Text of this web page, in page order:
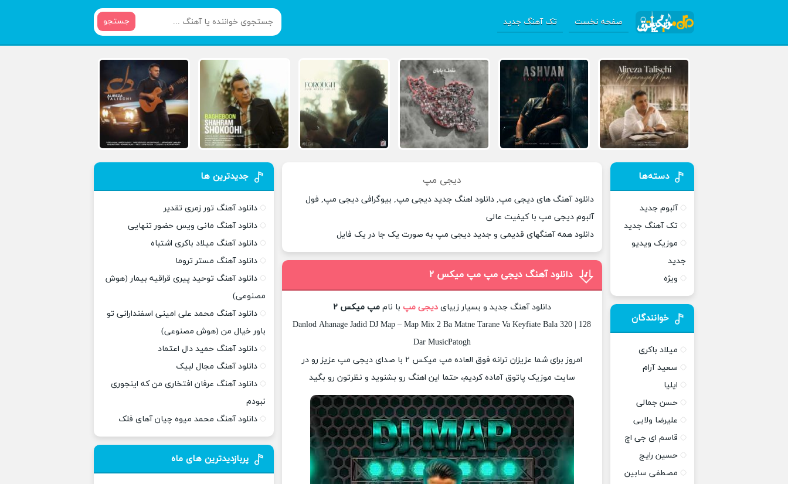
صفحه نخست تک آهنگ جدید جستجو
دیجی مپ
دانلود آهنگ های دیجی مپ, دانلود اهنگ جدید دیجی مپ, بیوگرافی دیجی مپ, فول
آلبوم دیجی مپ با کیفیت عالی
دانلود همه آهنگهای قدیمی و جدید دیجی مپ به صورت یک جا در یک فایل
دانلود آهنگ دیجی مپ مپ میکس ۲
دانلود آهنگ جدید و بسیار زیبایدیجی مپ با ناممپ میکس ۲
Danlod Ahanage Jadid DJ Map – Map Mix 2 Ba Matne Tarane Va Keyfiate Bala 320 | 128
Dar MusicPatogh
امروز برای شما عزیزان ترانه فوق العاده مپ میکس ۲ با صدای دیجی مپ عزیز رو در
سایت موزیک پاتوق آماده کردیم، حتما این اهنگ رو بشنوید و نظرتون رو بگید
دسته‌ها
آلبوم جدید
تک آهنگ جدید
موزیک ویدیو
جدید
ویژه
خوانندگان
میلاد باکری
سعید آرام
ایلیا
حسن جمالی
علیرضا ولایی
قاسم ای جی اچ
حسین رایج
مصطفی سابین
جدیدترین ها
دانلود آهنگ تور زمری تقدیر
دانلود آهنگ مانی ویس حضور تنهایی
دانلود آهنگ میلاد باکری اشتباه
دانلود آهنگ مستر تروما
دانلود آهنگ توحید پیری قراقیه بیمار (هوش
مصنوعی)
دانلود آهنگ محمد علی امینی اسفندارانی تو
باور خیال من (هوش مصنوعی)
دانلود آهنگ حمید دال اعتماد
دانلود آهنگ مجال لبیک
دانلود آهنگ عرفان افتخاری من که اینجوری
نبودم
دانلود آهنگ محمد میوه چیان آهای فلک
پربازدیدترین های ماه